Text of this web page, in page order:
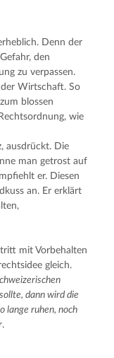
Denn der
den
zu verpassen.
Wirtschaft. So
blossen
wie
man getrost auf
er. Diesen
an. Er erklärt
mit Vorbehalten
gleich.
dann wird die
lange ruhen, noch
.